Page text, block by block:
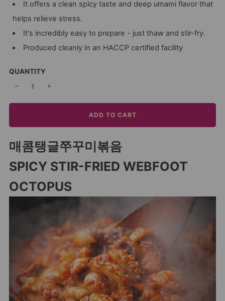
It offers a clean spicy taste and deep umami flavor that
helps relieve stress.
It's incredibly easy to prepare - just thaw and stir-fry.
Produced cleanly in an HACCP certified facility
QUANTITY
− +
ADD TO CART
매콤탱글쭈꾸미볶음
SPICY STIR-FRIED WEBFOOT
OCTOPUS